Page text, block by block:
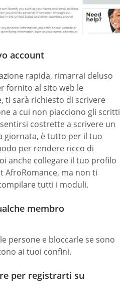
account
rapida, rimarrai deluso
fornito al sito web le
ti sarà richiesto di scrivere
a cui non piacciono gli scritti
costrette a scrivere un
giornata, è tutto per il tuo
per rendere ricco di
anche collegare il tuo profilo
AfroRomance, ma non ti
tutti i moduli.
membro
persone e bloccarle se sono
ai tuoi confini.
per registrarti su